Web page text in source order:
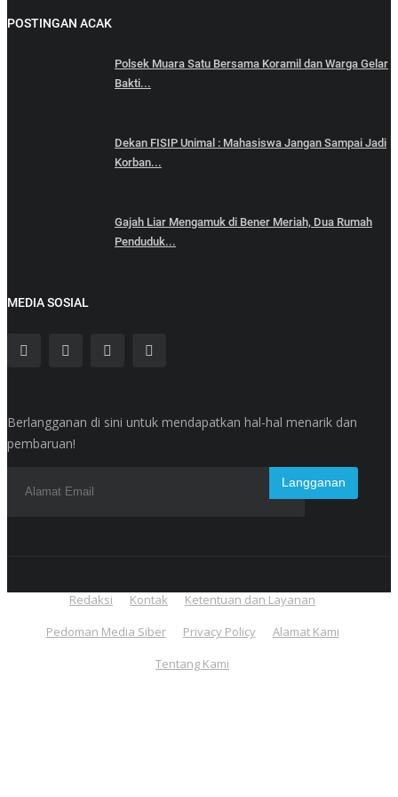
POSTINGAN ACAK
Polsek Muara Satu Bersama Koramil dan Warga Gelar
Bakti...
Dekan FISIP Unimal : Mahasiswa Jangan Sampai Jadi
Korban...
Gajah Liar Mengamuk di Bener Meriah, Dua Rumah
Penduduk...
MEDIA SOSIAL
Berlangganan di sini untuk mendapatkan hal-hal menarik dan
pembaruan!
Redaksi Kontak
Ketentuan dan Layanan
Pedoman Media Siber
Privacy Policy
Alamat Kami
Tentang Kami